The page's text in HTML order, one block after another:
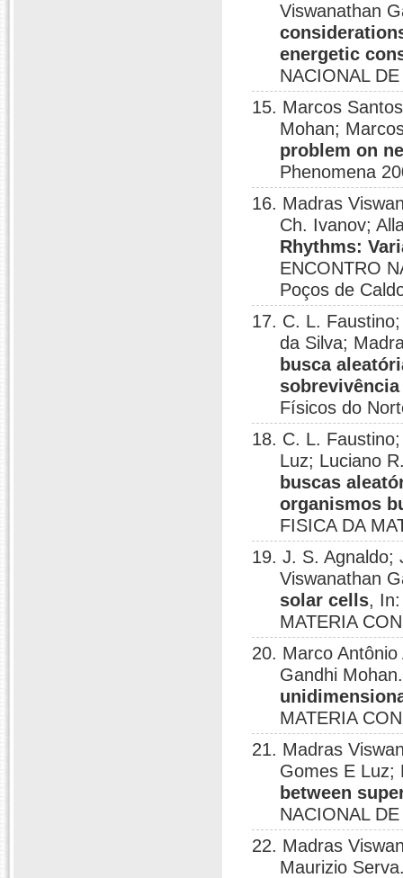
Viswanathan
energetic
NACIONAL
15. Marcos
Mohan;
problem on
Phenomena
16. Madras
Ch. Ivanov;
Rhythms:
ENCONTRO
Poços de
17. C. L.
da Silva;
busca
Físicos do
18. C. L.
Luz; Luciano
buscas
organismos
FISICA DA
19. J. S. Agnaldo;
Viswanathan
solar cells,
MATERIA
20. Marco
Gandhi
MATERIA
21. Madras
Gomes E
between
NACIONAL
22. Madras
Maurizio